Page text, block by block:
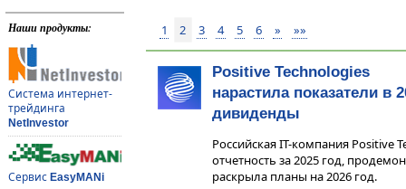
Наши продукты:
Система интернет-
трейдинга
NetInvestor
Сервис EasyMANi
1 2 3 4 5 6 » »»
Positive Technologies
нарастила показатели в
дивиденды
Российская IT-компания Positive
отчетность за 2025 год,
раскрыла планы на 2026 год.